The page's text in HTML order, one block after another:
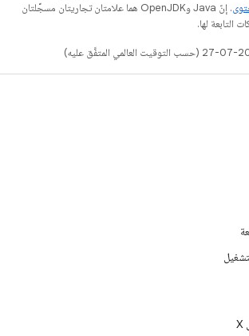
. إنّ Java وOpenJDK هما علامتان تجاريتان مسجَّلتان